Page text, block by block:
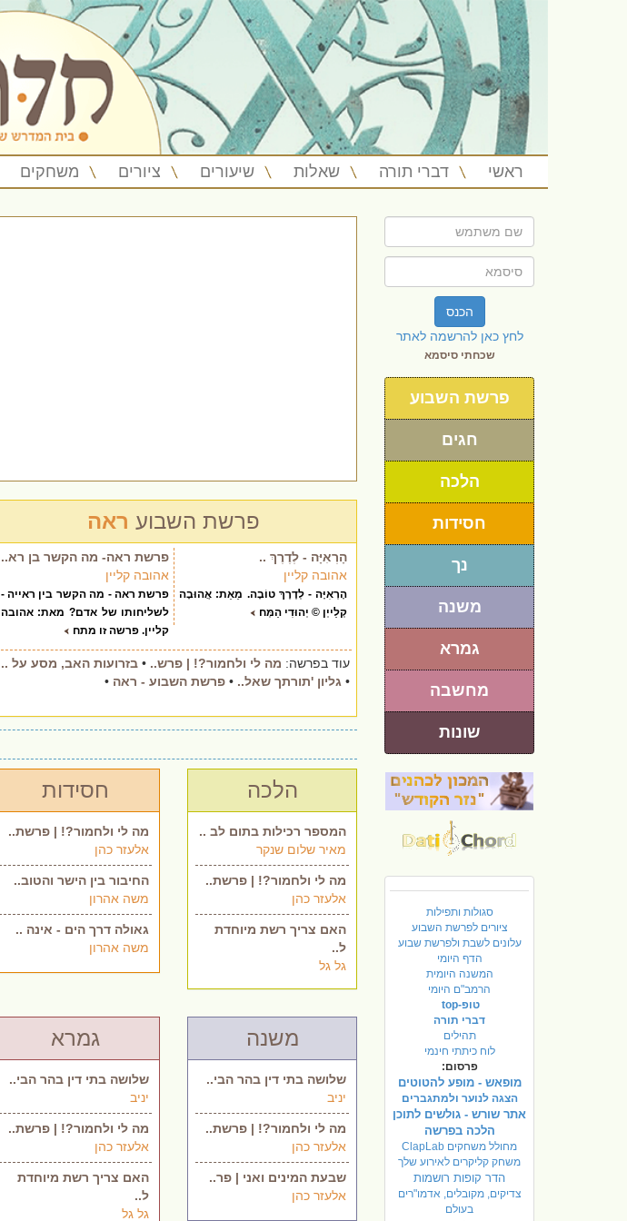
ראשי דברי תורה שאלות שיעורים ציורים משחקים
הכנס
לחץ כאן להרשמה לאתר
שכחתי סיסמא
פרשת השבוע
חגים
הלכה
חסידות
נך
משנה
גמרא
מחשבה
שונות
סגולות ותפילות
ציורים לפרשת השבוע
עלונים לשבת ולפרשת שבוע
הדף היומי
המשנה היומית
הרמב"ם היומי
טופ-top
דברי תורה
תהילים
לוח כיתתי חינמי
פרסום:
מופאש - מופע להטוטים
הצגה לנוער ולמתגברים
אתר שורש - גולשים לתוכן
הלכה בפרשה
מחולל משחקים ClapLab
משחק קליקרים לאירוע שלך
הדר קופות רושמות
צדיקים, מקובלים, אדמו"רים
בעולם
פרשת השבוע ראה
הָרְאִיָּה - לְדֶרֶךְ ..
אהובה קליין
הָרְאִיָּה - לְדֶרֶךְ טוֹבָה. מֵאֵת: אֲהוּבָה
קְלַייְן © יְהוּדִי הַמְּח
פרשת ראה- מה הקשר בן רא..
אהובה קליין
פרשת ראה - מה הקשר בין ראייה -
לשליחותו של אדם? מאת: אהובה
קליין. פרשה זו מתח
עוד בפרשה: מה לי ולחמור?! | פרש.. •בזרועות האב, מסע על ..
• גליון 'תורתך שאל.. •פרשת השבוע - ראה •
חסידות
מה לי ולחמור?! | פרשת..
אלעזר כהן
החיבור בין הישר והטוב..
משה אהרון
גאולה דרך הים - אינה ..
משה אהרון
הלכה
המספר רכילות בתום לב ..
מאיר שלום שנקר
מה לי ולחמור?! | פרשת..
אלעזר כהן
האם צריך רשת מיוחדת
ל..
גל גל
גמרא
שלושה בתי דין בהר הבי..
יניב
מה לי ולחמור?! | פרשת..
אלעזר כהן
האם צריך רשת מיוחדת
ל..
גל גל
משנה
שלושה בתי דין בהר הבי..
יניב
מה לי ולחמור?! | פרשת..
אלעזר כהן
שבעת המינים ואני | פר..
אלעזר כהן